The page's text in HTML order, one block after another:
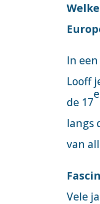
In
Looff
de 17
e
langs
van
Vele